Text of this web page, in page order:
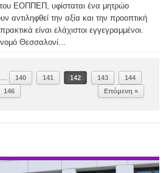
ΕΟΠΠΕΠ, υφίσταται ένα μητρώο
αντιληφθεί την αξία και την προοπτική
είναι ελάχιστοι εγγεγραμμένοι.
Θεσσαλονί...
140 141 142 143 144
146 Επόμενη »